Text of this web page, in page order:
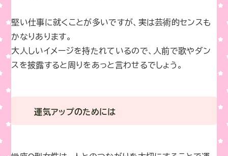
堅い仕事に就くことが多いですが、実は芸術的センスも
かなりあります。
大人しいイメージを持たれているので、人前で歌やダン
スを披露すると周りをあっと言わせるでしょう。
運気アップのためには